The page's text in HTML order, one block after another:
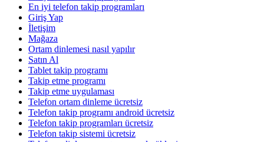
En iyi telefon takip programları
Giriş Yap
İletişim
Mağaza
Ortam dinlemesi nasıl yapılır
Satın Al
Tablet takip programı
Takip etme programı
Takip etme uygulaması
Telefon ortam dinleme ücretsiz
Telefon takip programı android ücretsiz
Telefon takip programları ücretsiz
Telefon takip sistemi ücretsiz